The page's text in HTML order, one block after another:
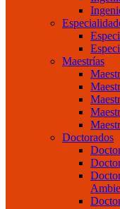
Maestrías
Doctorados